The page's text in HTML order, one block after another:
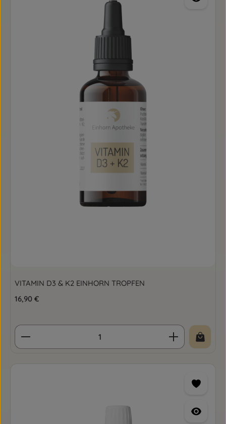
VITAMIN D3 & K2 EINHORN TROPFEN
Regulärer Preis:
16,90 €
Produkt Anzahl: Gib den gewünschten Wert